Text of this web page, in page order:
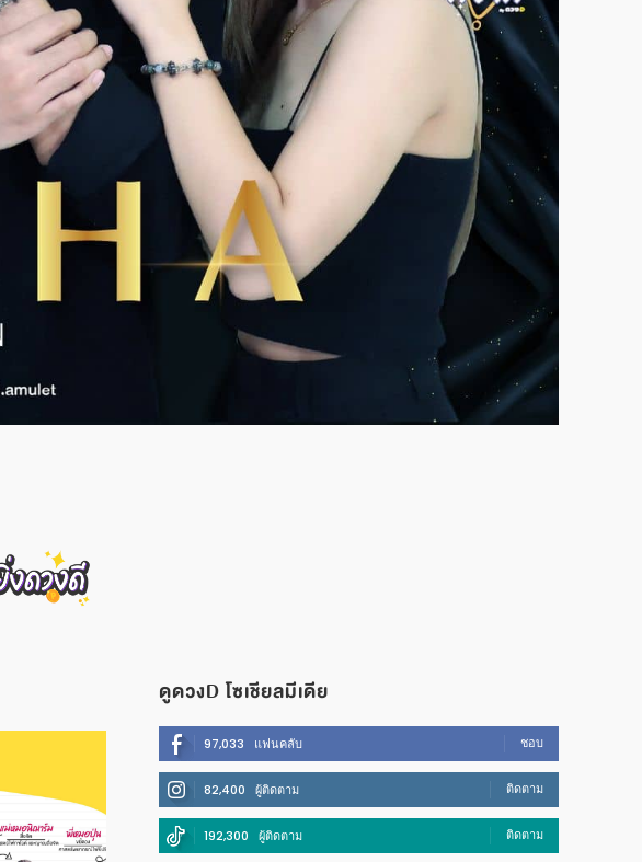
ดูดวงD โซเชียลมีเดีย
97,033 แฟนคลับ ชอบ
82,400 ผู้ติดตาม ติดตาม
192,300 ผู้ติดตาม ติดตาม